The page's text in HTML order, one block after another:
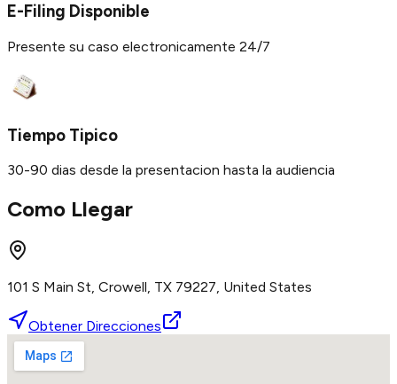
E-Filing Disponible
Presente su caso electronicamente 24/7
Tiempo Tipico
30-90 dias desde la presentacion hasta la audiencia
Como Llegar
101 S Main St, Crowell, TX 79227, United States
Obtener Direcciones